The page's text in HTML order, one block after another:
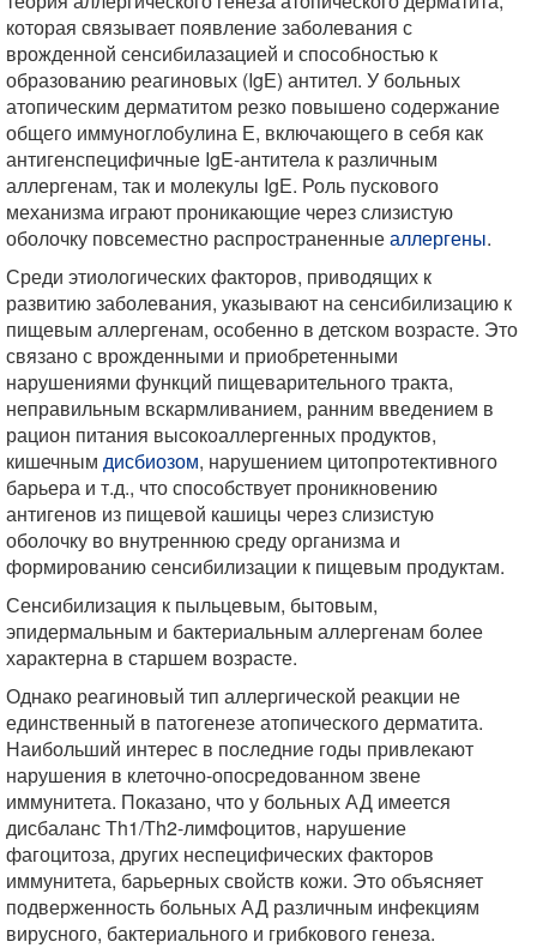
которая связывает появление заболевания с
врожденной сенсибилазацией и способностью к
образованию реагиновых (IgЕ) антител. У больных
атопическим дерматитом резко повышено содержание
общего иммуноглобулина Е, включающего в себя как
антигенспецифичные IgE-антитела к различным
аллергенам, так и молекулы IgЕ. Роль пускового
механизма играют проникающие через слизистую
оболочку повсеместно распространенныеаллергены.
Среди этиологических факторов, приводящих к
развитию заболевания, указывают на сенсибилизацию к
пищевым аллергенам, особенно в детском возрасте. Это
связано с врожденными и приобретенными
нарушениями функций пищеварительного тракта,
неправильным вскармливанием, ранним введением в
рацион питания высокоаллергенных продуктов,
кишечным дисбиозом, нарушением цитопрoтективного
барьера и т.д., что способствует проникновению
антигенов из пищевой кашицы через слизистую
оболочку во внутреннюю среду организма и
формированию сенсибилизации к пищевым продуктам.
Сенсибилизация к пыльцевым, бытовым,
эпидермальным и бактериальным аллергенам более
характерна в старшем возрасте.
Однако реагиновый тип аллергической реакции не
единственный в патогенезе атопического дерматита.
Наибольший интерес в последние годы привлекают
нарушения в клеточно-опосредованном звене
иммунитета. Показано, что у больных АД имеется
дисбаланс Тh1/Тh2-лимфоцитов, нарушение
фагоцитоза, других неспецифических факторов
иммунитета, барьерных свойств кожи. Это объясняет
подверженность больных АД различным инфекциям
вирусного, бактериального и грибкового генеза.